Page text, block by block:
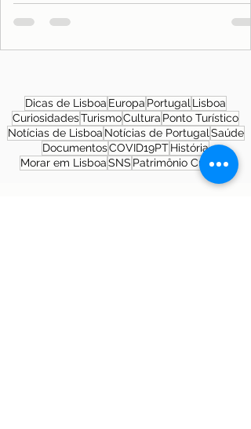
Dicas de Lisboa Europa Portugal Lisboa
CuriosidadesTurismoCultura Ponto Turístico
Notícias de Lisboa Notícias de Portugal Saúde
DocumentosCOVID19PTHistória
Morar em LisboaSNS Patrimônio Cultural